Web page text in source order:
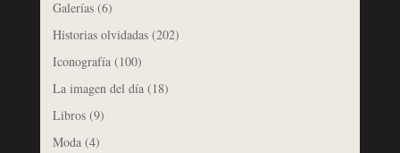
Galerías(6)
Historias olvidadas(202)
Iconografía(100)
La imagen del día(18)
Libros(9)
Moda(4)